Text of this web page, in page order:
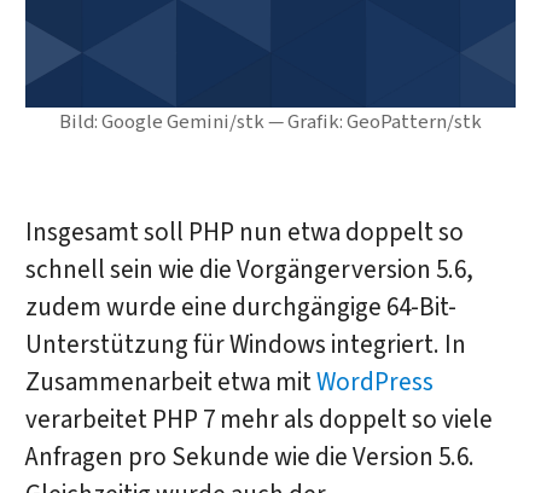
Bild: Google Gemini/stk — Grafik: GeoPattern/stk
Insgesamt soll PHP nun etwa doppelt so
schnell sein wie die Vorgängerversion 5.6,
zudem wurde eine durchgängige 64-Bit-
Unterstützung für Windows integriert. In
Zusammenarbeit etwa mitWordPress
verarbeitet PHP 7 mehr als doppelt so viele
Anfragen pro Sekunde wie die Version 5.6.